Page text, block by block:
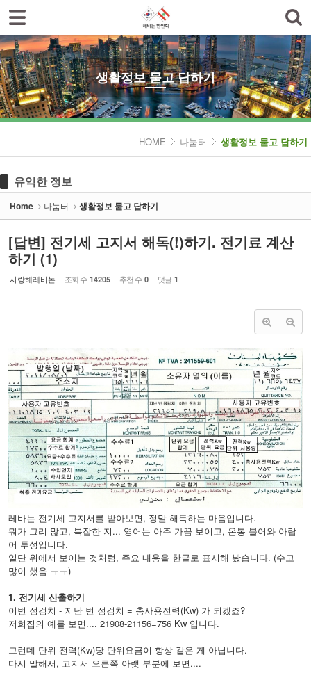
생활정보 묻고 답하기
HOME 나눔터 생활정보 묻고 답하기
유익한 정보
Home 나눔터 생활정보 묻고 답하기
[답변] 전기세 고지서 해독(!)하기. 전기료 계산
하기 (1)
사랑해레바논 조회 수 14205 추천 수 0 댓글 1
레바논 전기세 고지서를 받아보면, 정말 해독하는 마음입니다.
뭐가 그리 많고, 복잡한 지... 영어는 아주 가끔 보이고, 온통 불어와 아랍
어 투성입니다.
일단 위에서 보이는 것처럼, 주요 내용을 한글로 표시해 봤습니다. (수고
많이 했음 ㅠㅠ)
1. 전기세 산출하기
이번 점검치 - 지난 번 점검치 = 총사용전력(Kw) 가 되겠죠?
저희집의 예를 보면.... 21908-21156=756 Kw 입니다.
그런데 단위 전력(Kw)당 단위요금이 항상 같은 게 아닙니다.
다시 말해서, 고지서 오른쪽 아랫 부분에 보면....
로그인
한인회소개
공지사항
한글학교
- 생활정보 묻고 답하기
- 레바논여행 묻고 답하기
- 이야기마당
갤러리
Sketchbook5, 스케치북5
Sketchbook5, 스케치북5